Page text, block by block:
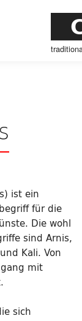
ist ein
für die
Die wohl
sind Arnis,
Kali. Von
mit
sich